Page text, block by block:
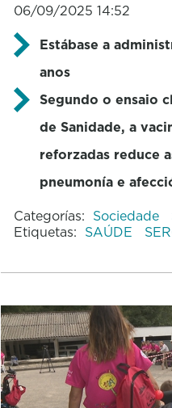
06/09/2025 14:52
Estábase a
anos
Segundo o ensaio
de Sanidade, a
reforzadas reduce
pneumonía e
Categorías: Sociedade
Etiquetas: SAÚDE